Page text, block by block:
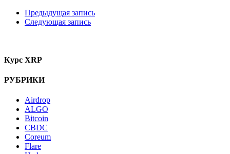
Предыдущая запись
Следующая запись
Курс XRP
РУБРИКИ
Airdrop
ALGO
Bitcoin
CBDC
Coreum
Flare